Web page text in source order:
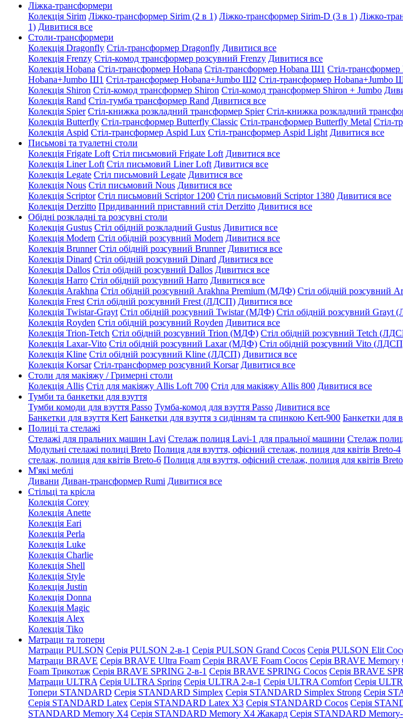
Ліжка-трансформери
Колекція Sirim Ліжко-трансформер Sirim (2 в 1) Ліжко-трансформер Sirim-D (3 в 1) Ліжко-
1) Дивитися все
Столи-трансформери
Колекція Dragonfly Стіл-трансформер Dragonfly Дивитися все
Колекція Frenzy Стіл-комод трансформер розсувний Frenzy Дивитися все
Колекція Hobana Стіл-трансформер Hobana Стіл-трансформер Hobana Ш1 Стіл-
Hobana+Jumbo Ш1 Стіл-трансформер Hobana+Jumbo Ш2 Стіл-трансформер Hobana+Jumbo
Колекція Shiron Стіл-комод трансформер Shiron Стіл-комод трансформер Shiron + Jumbo
Колекція Rand Стіл-тумба трансформер Rand Дивитися все
Колекція Spier Стіл-книжка розкладний трансформер Spier Стіл-книжка розкладний
Колекція Butterfly Стіл-трансформер Butterfly Classic Стіл-трансформер Butterfly Metal Стіл-
Колекція Aspid Стіл-трансформер Aspid Lux Стіл-трансформер Aspid Light Дивитися все
Письмові та туалетні столи
Колекція Frigate Loft Стіл письмовий Frigate Loft Дивитися все
Колекція Liner Loft Стіл письмовий Liner Loft Дивитися все
Колекція Legate Стіл письмовий Legate Дивитися все
Колекція Nous Стіл письмовий Nous Дивитися все
Колекція Scriptor Стіл письмовий Scriptor 1200 Стіл письмовий Scriptor 1380 Дивитися все
Колекція Derzitto Придиванний приставний стіл Derzitto Дивитися все
Обідні розкладні та розсувні столи
Колекція Gustus Стіл обідній розкладний Gustus Дивитися все
Колекція Modern Стіл обідній розсувний Modern Дивитися все
Колекція Brunner Стіл обідній розсувний Brunner Дивитися все
Колекція Dinard Стіл обідній розсувний Dinard Дивитися все
Колекція Dallos Стіл обідній розсувний Dallos Дивитися все
Колекція Harro Стіл обідній розсувний Harro Дивитися все
Колекція Arakhna Стіл обідній розсувний Arakhna Premium (МДФ) Стіл обідній розсувний
Колекція Frest Стіл обідній розсувний Frest (ЛДСП) Дивитися все
Колекція Twistar-Grayt Стіл обідній розсувний Twistar (МДФ) Стіл обідній розсувний Grayt
Колекція Royden Стіл обідній розсувний Royden Дивитися все
Колекція Trion-Tetch Стіл обідній розсувний Trion (МДФ) Стіл обідній розсувний Tetch
Колекція Laxar-Vito Стіл обідній розсувний Laxar (МДФ) Стіл обідній розсувний Vito
Колекція Kline Стіл обідній розсувний Kline (ЛДСП) Дивитися все
Колекція Korsar Стіл-трансформер розсувний Korsar Дивитися все
Столи для макіяжу / Гримерні столи
Колекція Allis Стіл для макіяжу Allis Loft 700 Стіл для макіяжу Allis 800 Дивитися все
Тумби та банкетки для взуття
Тумби комоди для взуття Passo Тумба-комод для взуття Passo Дивитися все
Банкетки для взуття Kert Банкетки для взуття з сидінням та спинкою Kert-900 Банкетки для
Полиці та стелажі
Стелажі для пральних машин Lavi Стелаж полиця Lavi-1 для пральної машини Стелаж
Модульні стелажі полиці Breto Полиця для взуття, офісний стелаж, полиця для квітів Breto-4
стелаж, полиця для квітів Breto-6 Полиця для взуття, офісний стелаж, полиця для квітів
М'які меблі
Дивани Диван-трансформер Rumi Дивитися все
Стільці та крісла
Колекція Corey
Колекція Anette
Колекція Eari
Колекція Perla
Колекція Luke
Колекція Charlie
Колекція Shell
Колекція Style
Колекція Justin
Колекція Donna
Колекція Magic
Колекція Alex
Колекція Tiko
Матраци та топери
Матраци PULSON Серія PULSON 2-в-1 Серія PULSON Grand Cocos Серія PULSON Elit
Матраци BRAVE Серія BRAVE Ultra Foam Серія BRAVE Foam Cocos Серія BRAVE Memory
Foam Трикотаж Серія BRAVE SPRING 2-в-1 Серія BRAVE SPRING Cocos Серія BRAVE
Матраци ULTRA Серія ULTRA Spring Серія ULTRA 2-в-1 Серія ULTRA Comfort Серія
Топери STANDARD Серія STANDARD Simplex Серія STANDARD Simplex Strong Серія
Серія STANDARD Latex Серія STANDARD Latex X3 Серія STANDARD Cocos Серія
STANDARD Memory X4 Серія STANDARD Memory X4 Жакард Серія STANDARD Memory-